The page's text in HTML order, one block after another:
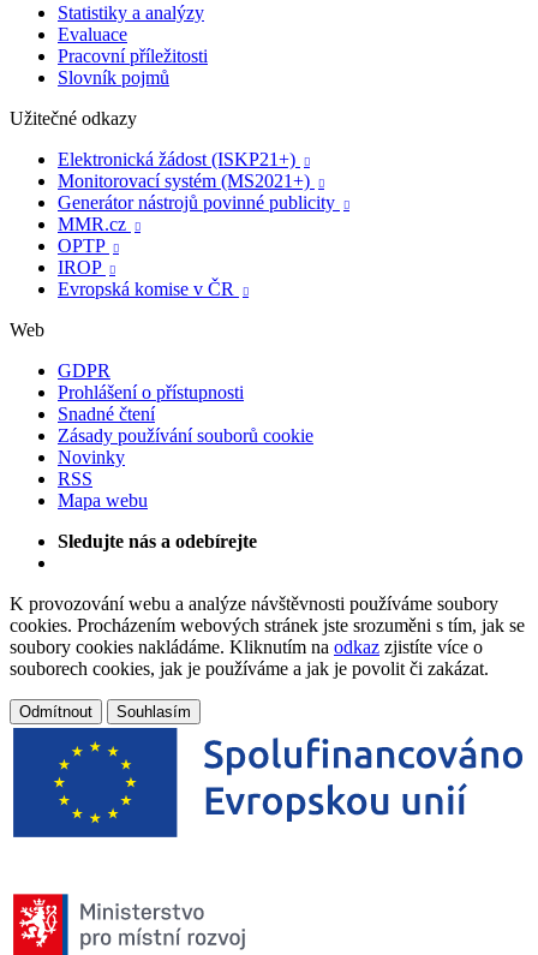
Statistiky a analýzy
Evaluace
Pracovní příležitosti
Slovník pojmů
Užitečné odkazy
Elektronická žádost (ISKP21+)

Monitorovací systém (MS2021+) 
Generátor nástrojů povinné publicity 
MMR.cz 
OPTP 
IROP 
Evropská komise v ČR 
Web
GDPR
Prohlášení o přístupnosti
Snadné čtení
Zásady používání souborů cookie
Novinky
RSS
Mapa webu
Sledujte nás a odebírejte
K provozování webu a analýze návštěvnosti používáme soubory
cookies. Procházením webových stránek jste srozuměni s tím, jak se
soubory cookies nakládáme. Kliknutím na odkaz zjistíte více o
souborech cookies, jak je používáme a jak je povolit či zakázat.
Odmítnout Souhlasím